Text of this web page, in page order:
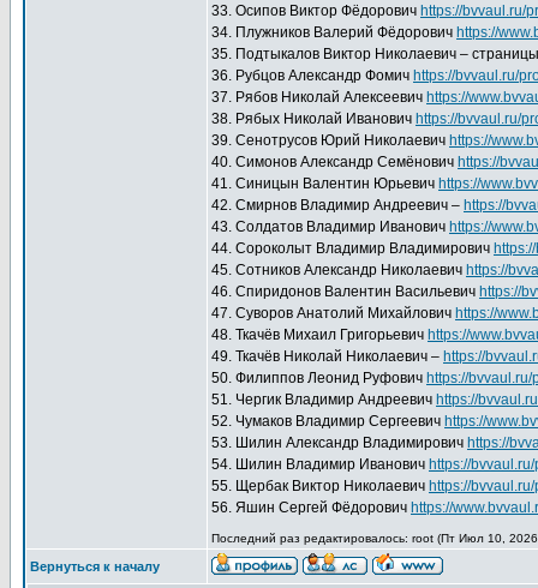
33. Осипов Виктор Фёдорович https://bvvaul.ru/
34. Плужников Валерий Фёдорович https://
35. Подтыкалов Виктор Николаевич –
36. Рубцов Александр Фомич https://bvvaul.ru/
37. Рябов Николай Алексеевич https://
38. Рябых Николай Иванович https://bvvaul.ru/
39. Сенотрусов Юрий Николаевич https://
40. Симонов Александр Семёнович https://
41. Синицын Валентин Юрьевич https://
42. Смирнов Владимир Андреевич – https://
43. Солдатов Владимир Иванович https://
44. Сороколыт Владимир Владимирович
45. Сотников Александр Николаевич https://
46. Спиридонов Валентин Васильевич https://
47. Суворов Анатолий Михайлович https://
48. Ткачёв Михаил Григорьевич https://
49. Ткачёв Николай Николаевич – https://
50. Филиппов Леонид Руфович https://
51. Чергик Владимир Андреевич https://
52. Чумаков Владимир Сергеевич https://
53. Шилин Александр Владимирович https://
54. Шилин Владимир Иванович https://
55. Щербак Виктор Николаевич https://
56. Яшин Сергей Фёдорович https://
Последний раз редактировалось: root (Пт Июл 10,
Вернуться к началу